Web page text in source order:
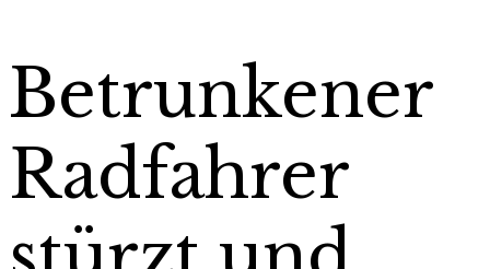
Betrunkener
Radfahrer